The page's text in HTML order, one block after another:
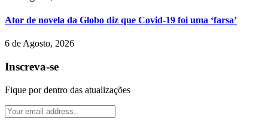
Ator de novela da Globo diz que Covid-19 foi uma ‘farsa’
6 de Agosto, 2026
Inscreva-se
Fique por dentro das atualizações